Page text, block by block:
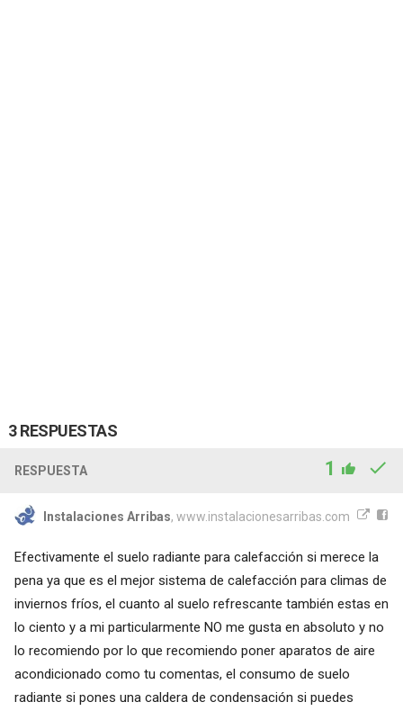
3 RESPUESTAS
RESPUESTA 1
Instalaciones Arribas, www.instalacionesarribas.com
Efectivamente el suelo radiante para calefacción si merece la
pena ya que es el mejor sistema de calefacción para climas de
inviernos fríos, el cuanto al suelo refrescante también estas en
lo ciento y a mi particularmente NO me gusta en absoluto y no
lo recomiendo por lo que recomiendo poner aparatos de aire
acondicionado como tu comentas, el consumo de suelo
radiante si pones una caldera de condensación si puedes